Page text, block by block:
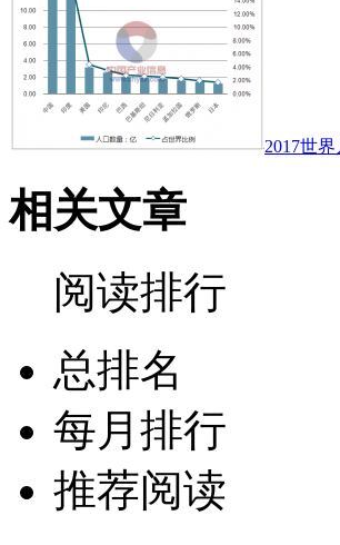
2017世
相关文章
阅读排行
总排名
每月排行
推荐阅读